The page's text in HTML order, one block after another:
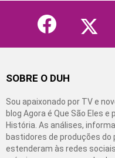
facebook
SOBRE O DUH
Sou apaixonado por TV e
blog Agora é Que São Eles e
História. As análises,
bastidores de produções do
estenderam às redes